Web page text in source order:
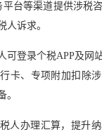
平台等渠道提供涉税
人诉求。
可登录个税APP及网
卡、专项附加扣除
。
人办理汇算，提升